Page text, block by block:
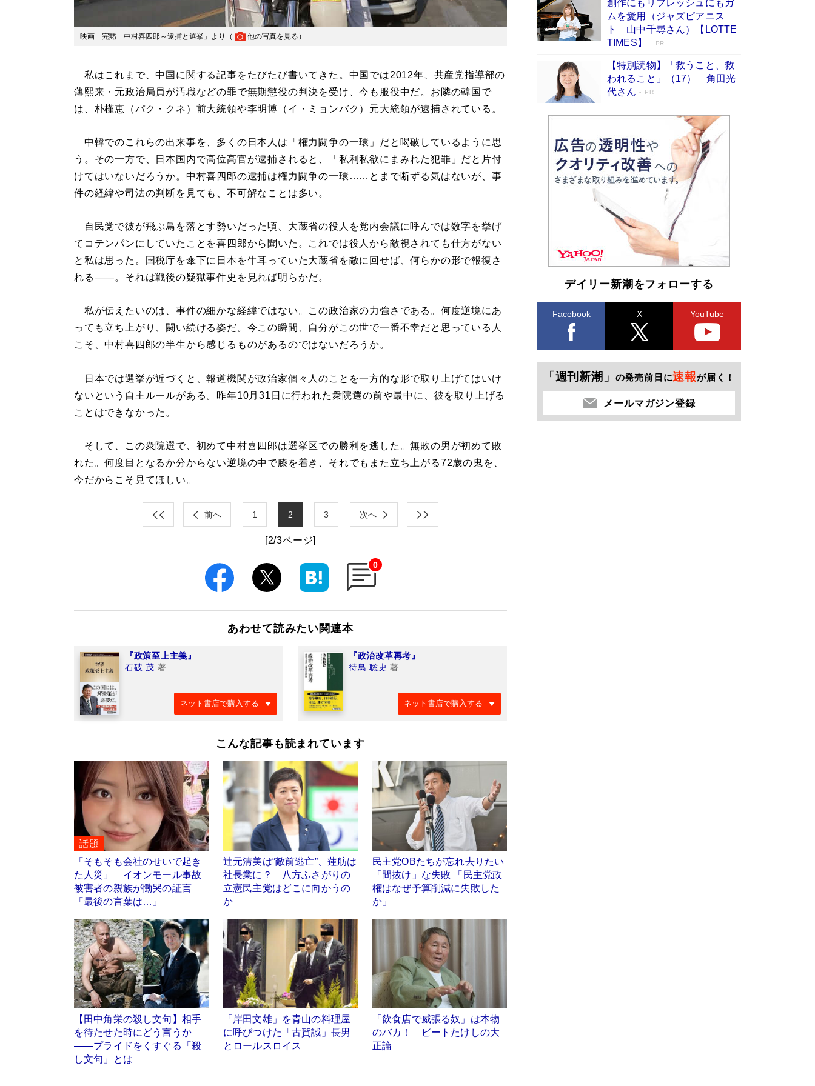
映画「完黙 中村喜四郎～逮捕と選挙」より（ 他の写真を見る ）
私はこれまで、中国に関する記事をたびたび書いてきた。中国では2012年、共産党指導部の
薄熙来・元政治局員が汚職などの罪で無期懲役の判決を受け、今も服役中だ。お隣の韓国で
は、朴槿恵（パク・クネ）前大統領や李明博（イ・ミョンバク）元大統領が逮捕されている。
中韓でのこれらの出来事を、多くの日本人は「権力闘争の一環」だと喝破しているように思
う。その一方で、日本国内で高位高官が逮捕されると、「私利私欲にまみれた犯罪」だと片付
けてはいないだろうか。中村喜四郎の逮捕は権力闘争の一環……とまで断ずる気はないが、事
件の経緯や司法の判断を見ても、不可解なことは多い。
自民党で彼が飛ぶ鳥を落とす勢いだった頃、大蔵省の役人を党内会議に呼んでは数字を挙げ
てコテンパンにしていたことを喜四郎から聞いた。これでは役人から敵視されても仕方がない
と私は思った。国税庁を傘下に日本を牛耳っていた大蔵省を敵に回せば、何らかの形で報復さ
れる――。それは戦後の疑獄事件史を見れば明らかだ。
私が伝えたいのは、事件の細かな経緯ではない。この政治家の力強さである。何度逆境にあ
っても立ち上がり、闘い続ける姿だ。今この瞬間、自分がこの世で一番不幸だと思っている人
こそ、中村喜四郎の半生から感じるものがあるのではないだろうか。
日本では選挙が近づくと、報道機関が政治家個々人のことを一方的な形で取り上げてはいけ
ないという自主ルールがある。昨年10月31日に行われた衆院選の前や最中に、彼を取り上げる
ことはできなかった。
そして、この衆院選で、初めて中村喜四郎は選挙区での勝利を逃した。無敗の男が初めて敗
れた。何度目となるか分からない逆境の中で膝を着き、それでもまた立ち上がる72歳の鬼を、
今だからこそ見てほしい。
前へ 1 2 3 次へ
[2/3ページ]
0
あわせて読みたい関連本
『政策至上主義』
石破 茂 著
ネット書店で購入する
『政治改革再考』
待鳥 聡史 著
ネット書店で購入する
こんな記事も読まれています
話題
「そもそも会社のせいで起き
た人災」 イオンモール事故
被害者の親族が慟哭の証言
「最後の言葉は…」
辻元清美は“敵前逃亡”、蓮舫は
社長業に？ 八方ふさがりの
立憲民主党はどこに向かうの
か
民主党OBたちが忘れ去りたい
「間抜け」な失敗 「民主党政
権はなぜ予算削減に失敗した
か」
【田中角栄の殺し文句】相手
を待たせた時にどう言うか
――プライドをくすぐる「殺
し文句」とは
「岸田文雄」を青山の料理屋
に呼びつけた「古賀誠」長男
とロールスロイス
「飲食店で威張る奴」は本物
のバカ！ ビートたけしの大
正論
Book Bang
友近氏、絶賛！ 鎌倉を舞台に、孤独を抱えた
人々が新たな一歩を踏み出す連作短篇集『海のほ
とりのプラネット』試し読み
創作にもリフレッシュにもガ
ムを愛用（ジャズピアニス
ト 山中千尋さん）【LOTTE
TIMES】
PR
【特別読物】「救うこと、救
われること」（17） 角田光
代さん
PR
デイリー新潮をフォローする
Facebook X YouTube
「週刊新潮」 の発売前日に速報が届く！
メールマガジン登録